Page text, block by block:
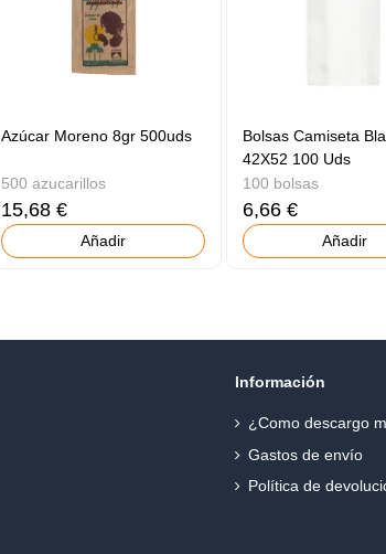
Azúcar Moreno 8gr 500uds
500 azucarillos
15,68 €
Añadir
Bolsas Camiseta
42X52 100 Uds
100 bolsas
6,66 €
Añadir
Información
¿Como descargo
Gastos de envío
Política de